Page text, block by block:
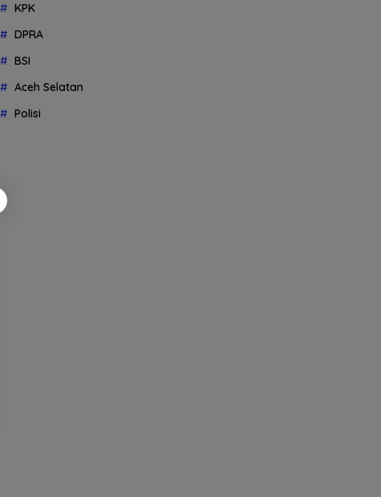
KPK
DPRA
BSI
Aceh Selatan
Polisi